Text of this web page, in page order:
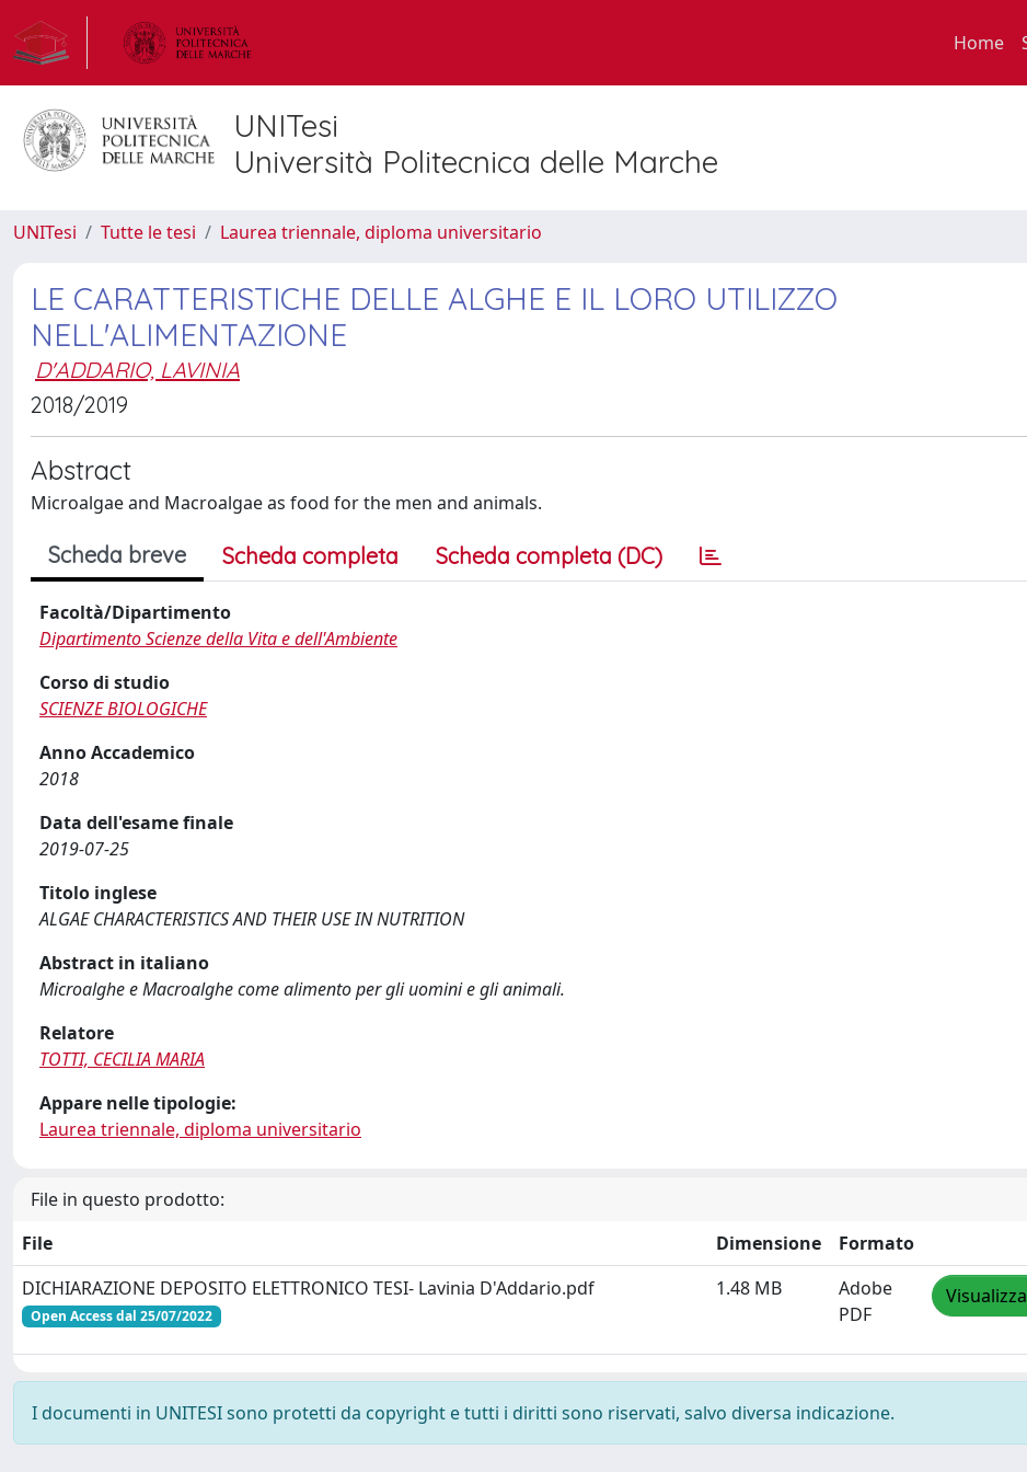
Home
UNITesi
Università Politecnica delle Marche
UNITesi Tutte le tesi Laurea triennale, diploma universitario
LE CARATTERISTICHE DELLE ALGHE E IL LORO UTILIZZO
NELL'ALIMENTAZIONE
D'ADDARIO, LAVINIA
2018/2019
Abstract
Microalgae and Macroalgae as food for the men and animals.
Scheda breve Scheda completa Scheda completa (DC)
Facoltà/Dipartimento
Dipartimento Scienze della Vita e dell'Ambiente
Corso di studio
SCIENZE BIOLOGICHE
Anno Accademico
2018
Data dell'esame finale
2019-07-25
Titolo inglese
ALGAE CHARACTERISTICS AND THEIR USE IN NUTRITION
Abstract in italiano
Microalghe e Macroalghe come alimento per gli uomini e gli animali.
Relatore
TOTTI, CECILIA MARIA
Appare nelle tipologie:
Laurea triennale, diploma universitario
File in questo prodotto:
File
Dimensione
Formato
DICHIARAZIONE DEPOSITO ELETTRONICO TESI- Lavinia D'Addario.pdf
Open Access dal 25/07/2022
1.48 MB
Adobe
PDF
I documenti in UNITESI sono protetti da copyright e tutti i diritti sono riservati, salvo diversa indicazione.